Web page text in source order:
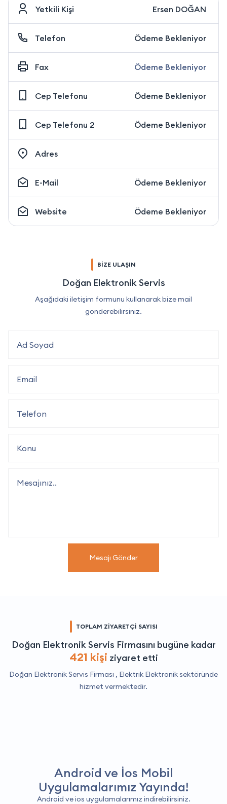
Yetkili Kişi Ersen DOĞAN
Telefon Ödeme Bekleniyor
Fax Ödeme Bekleniyor
Cep Telefonu Ödeme Bekleniyor
Cep Telefonu 2 Ödeme Bekleniyor
Adres
E-Mail Ödeme Bekleniyor
Website Ödeme Bekleniyor
BİZE ULAŞIN
Doğan Elektronik Servis
Aşağıdaki iletişim formunu kullanarak bize mail
gönderebilirsiniz.
Mesajı Gönder
TOPLAM ZİYARETÇİ SAYISI
Doğan Elektronik Servis Firmasını bugüne kadar
421 kişi ziyaret etti
Doğan Elektronik Servis Firması , Elektrik Elektroniksektöründe
hizmet vermektedir.
Android ve İos Mobil
Uygulamalarımız Yayında!
Android ve ios uygulamalarımız indirebilirsiniz.